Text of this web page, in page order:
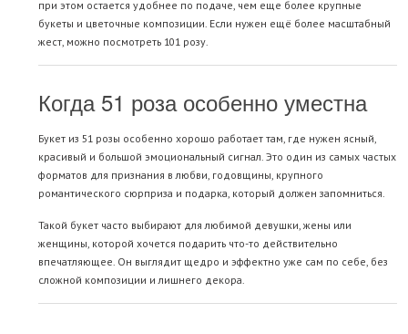
при этом остается удобнее по подаче, чем еще более крупные
букеты и цветочные композиции. Если нужен ещё более масштабный
жест, можно посмотреть 101 розу
Когда 51 роза особенно уместна
Букет из 51 розы особенно хорошо работает там, где нужен ясный,
красивый и большой эмоциональный сигнал. Это один из самых частых
форматов для признания в любви, годовщины, крупного
романтического сюрприза и подарка, который должен запомниться.
Такой букет часто выбирают для любимой девушки, жены или
женщины, которой хочется подарить что-то действительно
впечатляющее. Он выглядит щедро и эффектно уже сам по себе, без
сложной композиции и лишнего декора.